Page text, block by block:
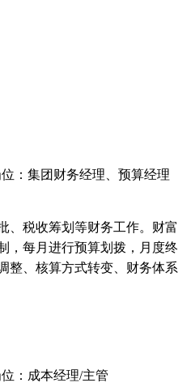
：集团财务经理、预算经理
税收筹划等财务工作。
每月进行预算划拨，月度
、核算方式转变、财务体
：成本经理/主管